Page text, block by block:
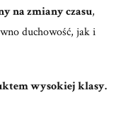
na zmiany czasu,
duchowość, jak i
wysokiej klasy.